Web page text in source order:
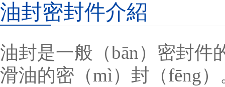
油封密封件介紹
油封是一般（bān）密封件
滑油的密（mì）封（fēng